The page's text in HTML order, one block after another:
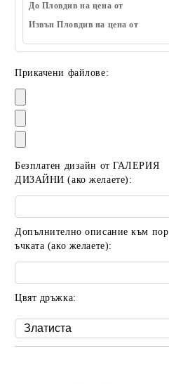
До Пловдив на цена от
Извън Пловдив на цена от
Прикачени файлове:
Безплатен дизайн от ГАЛЕРИЯ
ДИЗАЙНИ (ако желаете):
Допълнително описание към пор
ъчката (ако желаете):
Цвят дръжка: